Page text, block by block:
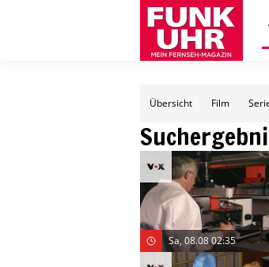
Übersicht Film
Sa, 08.08 02:35